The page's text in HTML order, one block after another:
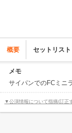
概要 セットリスト
メモ
サイパンでのFCミニ
▼公演情報について指摘/訂正